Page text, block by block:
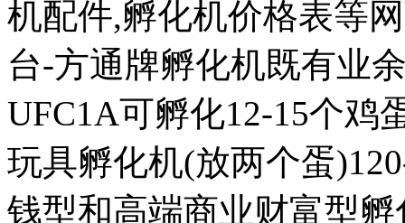
机配件,孵化机价格表等
台-方通牌孵化机既有业
UFC1A可孵化12-15个鸡
玩具孵化机(放两个蛋
钱型和高端商业财富型